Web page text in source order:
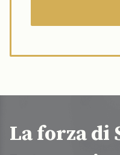
La forza di